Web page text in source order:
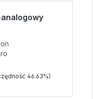
wysyłki, czas
46.63%)